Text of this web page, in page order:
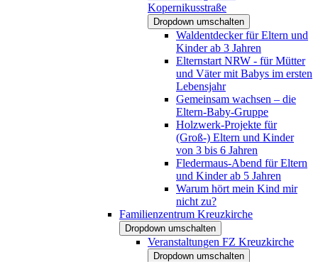
Kopernikusstraße
Dropdown umschalten
Waldentdecker für Eltern und
Kinder ab 3 Jahren
Elternstart NRW - für Mütter
und Väter mit Babys im ersten
Lebensjahr
Gemeinsam wachsen – die
Eltern-Baby-Gruppe
Holzwerk-Projekte für
(Groß-) Eltern und Kinder
von 3 bis 6 Jahren
Fledermaus-Abend für Eltern
und Kinder ab 5 Jahren
Warum hört mein Kind mir
nicht zu?
Familienzentrum Kreuzkirche
Dropdown umschalten
Veranstaltungen FZ Kreuzkirche
Dropdown umschalten